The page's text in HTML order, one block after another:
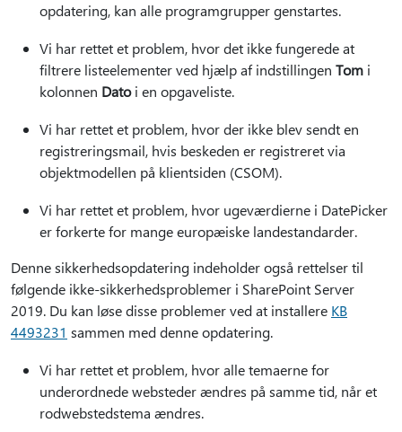
opdatering, kan alle programgrupper genstartes.
Vi har rettet et problem, hvor det ikke fungerede at
filtrere listeelementer ved hjælp af indstillingen Tom i
kolonnen Datoi en opgaveliste.
Vi har rettet et problem, hvor der ikke blev sendt en
registreringsmail, hvis beskeden er registreret via
objektmodellen på klientsiden (CSOM).
Vi har rettet et problem, hvor ugeværdierne i DatePicker
er forkerte for mange europæiske landestandarder.
Denne sikkerhedsopdatering indeholder også rettelser til
følgende ikke-sikkerhedsproblemer i SharePoint Server
2019. Du kan løse disse problemer ved at installere KB
4493231 sammen med denne opdatering.
Vi har rettet et problem, hvor alle temaerne for
underordnede websteder ændres på samme tid, når et
rodwebstedstema ændres.